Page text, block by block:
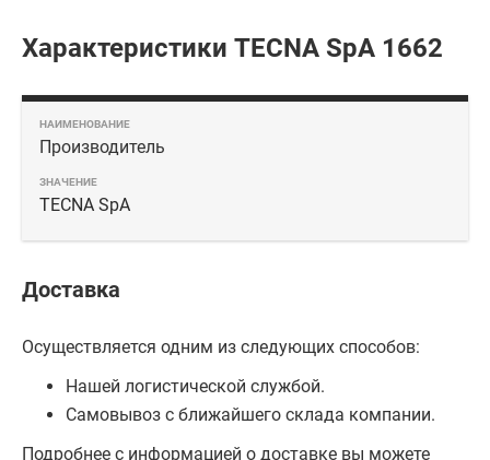
Характеристики TECNA SpA 1662
Производитель
TECNA SpA
Доставка
Осуществляется одним из следующих способов:
Нашей логистической службой.
Самовывоз с ближайшего склада компании.
Подробнее с информацией о доставке вы можете